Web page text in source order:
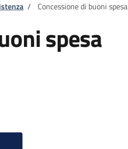
/ Concessione di buoni spesa
spesa